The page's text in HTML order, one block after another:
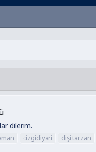
dilerim.
cizgidiyari dişi tarzan